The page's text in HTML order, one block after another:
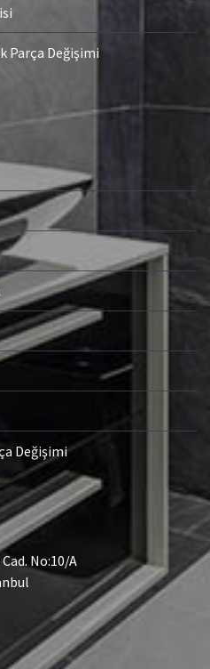
Parça Değişimi
Değişimi
No:10/A